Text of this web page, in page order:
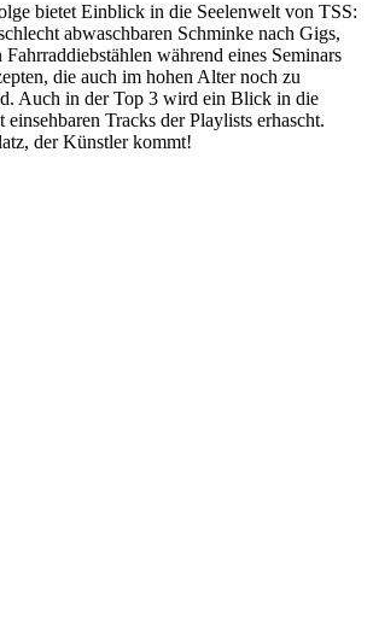
bietet Einblick in die Seelenwelt von TSS:
abwaschbaren Schminke nach Gigs,
während eines Seminars
die auch im hohen Alter noch zu
Auch in der Top 3 wird ein Blick in die
Tracks der Playlists erhascht.
der Künstler kommt!